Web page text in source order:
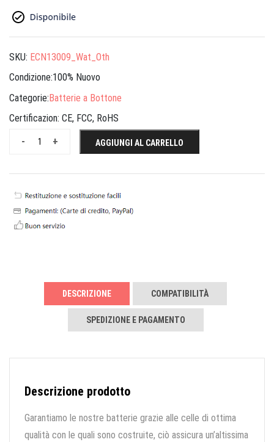
SKU: ECN13009_Wat_Oth
Condizione:100% Nuovo
Categorie:Batterie a Bottone
Certificazion: CE, FCC, RoHS
+
- AGGIUNGI AL CARRELLO
DESCRIZIONE COMPATIBILITÀ
SPEDIZIONE E PAGAMENTO
Descrizione prodotto
Garantiamo le nostre batterie grazie alle celle di ottima
qualità con le quali sono costruite, ciò assicura un’altissima